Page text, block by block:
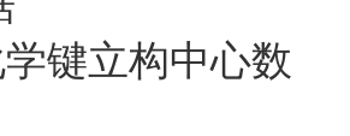
键立构中心数